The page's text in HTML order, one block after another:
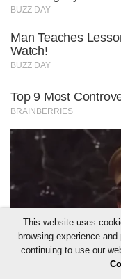
This website uses
browsing experience
continuing to use our